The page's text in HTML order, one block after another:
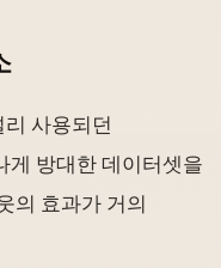
리 사용되던
게 방대한 데이터셋을
의 효과가 거의